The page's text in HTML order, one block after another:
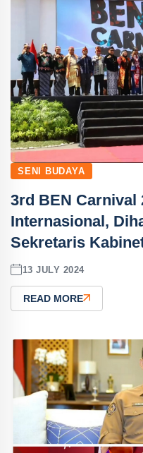
SENI BUDAYA
3rd BEN Carnival
Internasional,
Sekretaris
13 JULY 2024
READ MORE